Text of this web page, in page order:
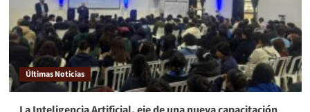
Últimas Noticias